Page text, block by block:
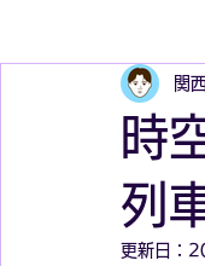
コロナ感染対策旅行
時
列
関
更新日：